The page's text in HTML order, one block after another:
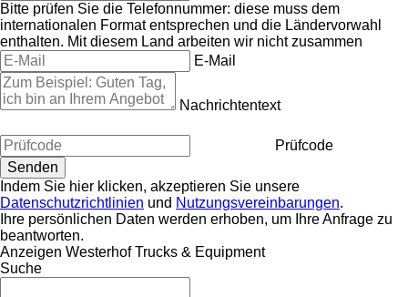
Bitte prüfen Sie die Telefonnummer: diese muss dem
internationalen Format entsprechen und die Ländervorwahl
enthalten. Mit diesem Land arbeiten wir nicht zusammen
E-Mail
Nachrichtentext
Prüfcode
Indem Sie hier klicken, akzeptieren Sie unsere
Datenschutzrichtlinien und Nutzungsvereinbarungen.
Ihre persönlichen Daten werden erhoben, um Ihre Anfrage zu
beantworten.
Anzeigen Westerhof Trucks & Equipment
Suche